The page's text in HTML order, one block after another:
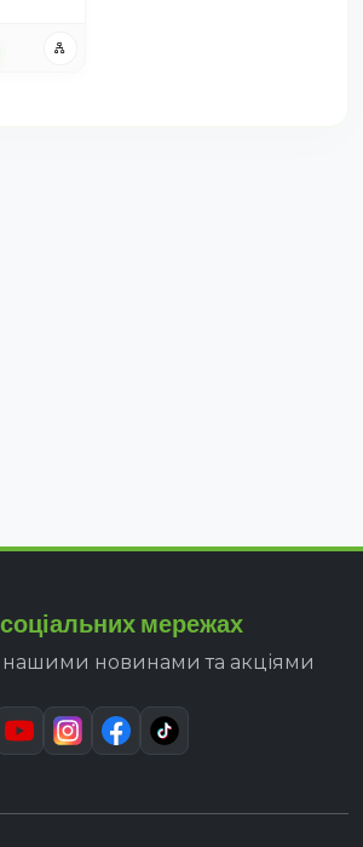
мережах
нашими новинами та акціями